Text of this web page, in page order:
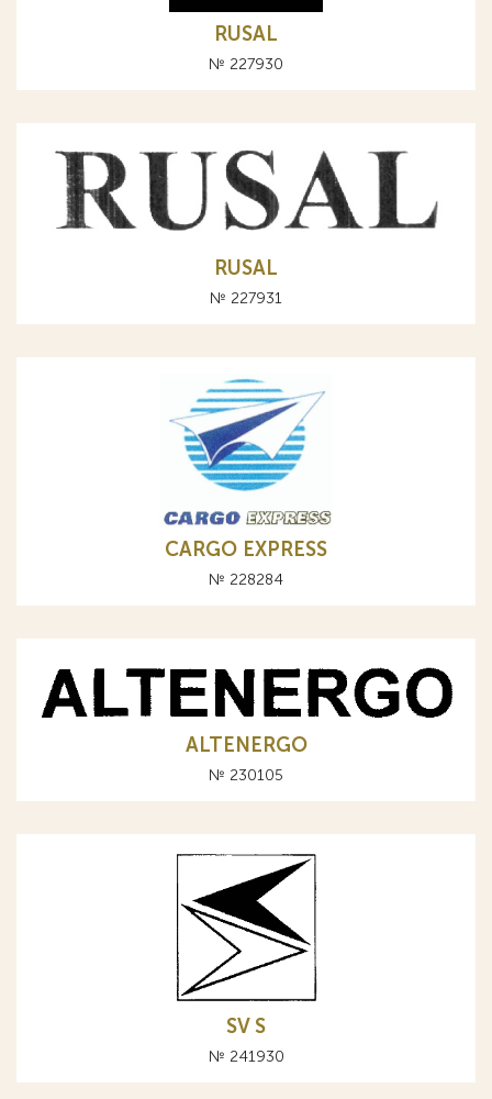
RUSAL
№ 227930
RUSAL
№ 227931
CARGO EXPRESS
№ 228284
ALTENERGO
№ 230105
SV S
№ 241930